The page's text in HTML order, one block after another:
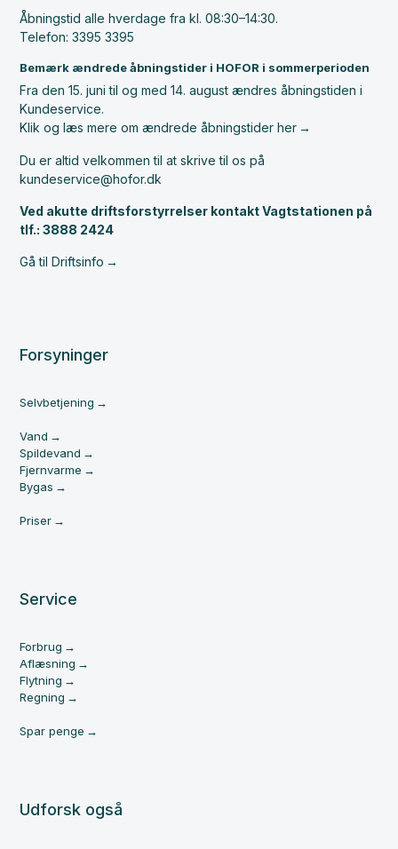
Åbningstid alle hverdage fra kl. 08:30–14:30.
Telefon: 3395 3395
Bemærk ændrede åbningstider i HOFOR i sommerperioden
Fra den 15. juni til og med 14. august ændres åbningstiden i
Kundeservice.
Klik og læs mere om ændrede åbningstider her
Du er altid velkommen til at skrive til os på
kundeservice@hofor.dk
Ved akutte driftsforstyrrelser kontakt Vagtstationen på
tlf.: 3888 2424
Gå til Driftsinfo
Forsyninger
Selvbetjening
Vand
Spildevand
Fjernvarme
Bygas
Priser
Service
Forbrug
Aflæsning
Flytning
Regning
Spar penge
Udforsk også